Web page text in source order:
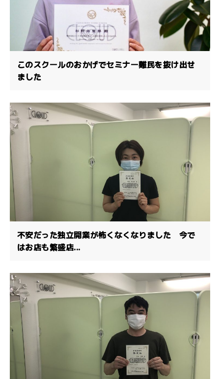
このスクールのおかげでセミナー難民を抜け出せ
ました
不安だった独立開業が怖くなくなりました 今で
はお店も繁盛店...